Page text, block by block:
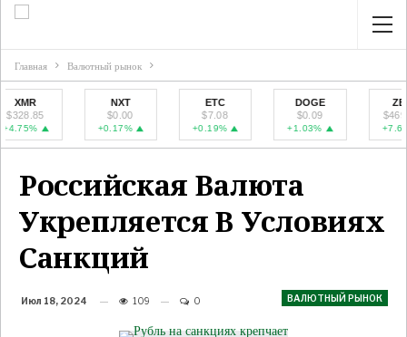
Главная Валютный рынок
Российская Валюта
Укрепляется В Условиях
Санкций
ВАЛЮТНЫЙ РЫНОК
Июл 18, 2024 109 0